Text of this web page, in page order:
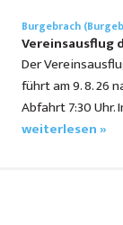
Burgebrach
Vereinsausflug
Der
führt am 9. 8. 26
Abfahrt 7:30
weiterlesen »